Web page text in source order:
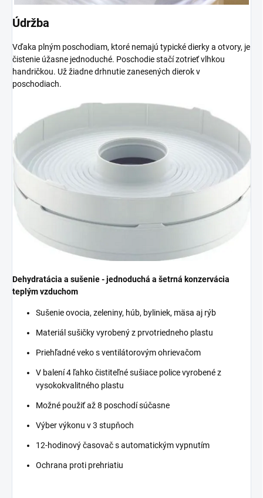
Údržba
Vďaka plným poschodiam, ktoré nemajú typické dierky a otvory, je
čistenie úžasne jednoduché. Poschodie stačí zotrieť vlhkou
handričkou. Už žiadne drhnutie zanesených dierok v
poschodiach.
Dehydratácia a sušenie - jednoduchá a šetrná konzervácia
teplým vzduchom
Sušenie ovocia, zeleniny, húb, byliniek, mäsa aj rýb
Materiál sušičky vyrobený z prvotriedneho plastu
Priehľadné veko s ventilátorovým ohrievačom
V balení 4 ľahko čistiteľné sušiace police vyrobené z
vysokokvalitného plastu
Možné použiť až 8 poschodí súčasne
Výber výkonu v 3 stupňoch
12-hodinový časovač s automatickým vypnutím
Ochrana proti prehriatiu